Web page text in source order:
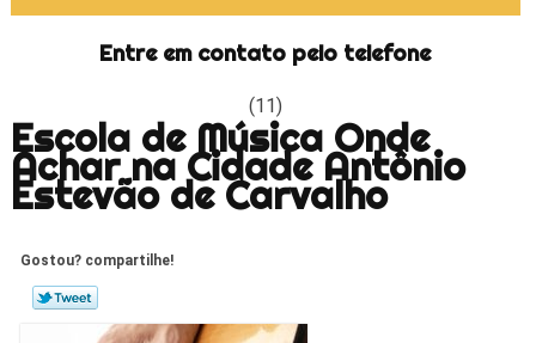
Entre em contato pelo telefone
(11)
Escola de Música Onde
Achar na Cidade Antônio
Estevão de Carvalho
Gostou? compartilhe!